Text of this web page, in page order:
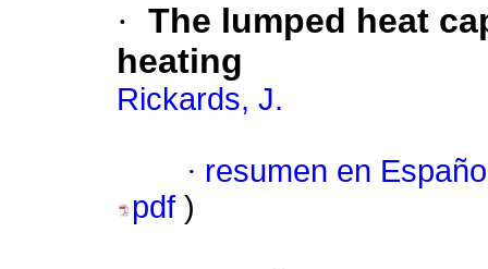
· The lumped heat
heating
Rickards, J.
· resumen en
pdf )